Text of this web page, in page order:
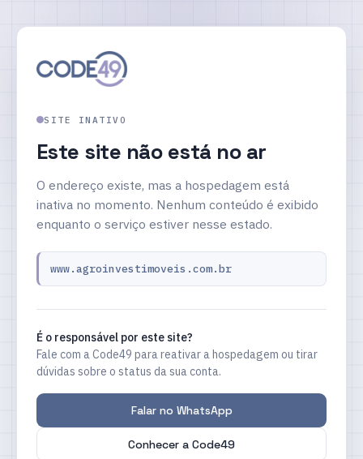
SITE INATIVO
Este site não está no ar
O endereço existe, mas a hospedagem está
inativa no momento. Nenhum conteúdo é exibido
enquanto o serviço estiver nesse estado.
www.agroinvestimoveis.com.br
É o responsável por este site?
Fale com a Code49 para reativar a hospedagem ou tirar
dúvidas sobre o status da sua conta.
Falar no WhatsApp
Conhecer a Code49